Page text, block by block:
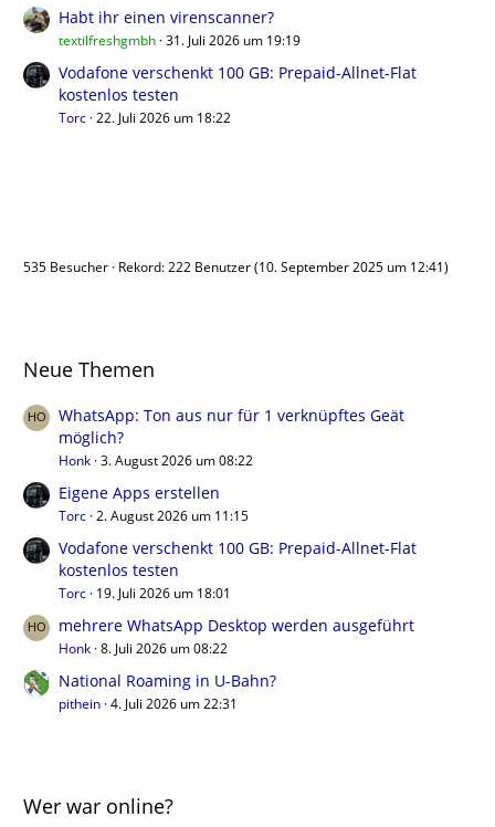
Habt ihr einen virenscanner?
textilfreshgmbh 31. Juli 2026 um 19:19
Vodafone verschenkt 100 GB: Prepaid-Allnet-Flat
kostenlos testen
Torc 22. Juli 2026 um 18:22
535 Besucher Rekord: 222 Benutzer (10. September 2025 um 12:41)
Neue Themen
WhatsApp: Ton aus nur für 1 verknüpftes Geät
möglich?
Honk 3. August 2026 um 08:22
Eigene Apps erstellen
Torc 2. August 2026 um 11:15
Vodafone verschenkt 100 GB: Prepaid-Allnet-Flat
kostenlos testen
Torc 19. Juli 2026 um 18:01
mehrere WhatsApp Desktop werden ausgeführt
Honk 8. Juli 2026 um 08:22
National Roaming in U-Bahn?
pithein 4. Juli 2026 um 22:31
Wer war online?